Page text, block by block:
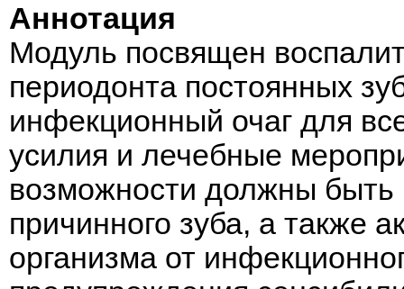
Аннотация
Модуль посвящен
периодонта постоянных
инфекционный очаг для
усилия и лечебные
возможности должны
причинного зуба, а также
организма от